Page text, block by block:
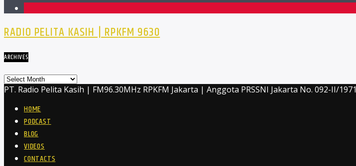
RADIO PELITA KASIH | RPKFM 9630
ARCHIVES
Archives
PT. Radio Pelita Kasih | FM96.30MHz RPKFM Jakarta | Anggota PRSSNI Jakarta No. 092-II/1971
HOME
PODCAST
BLOG
VIDEOS
CONTACTS